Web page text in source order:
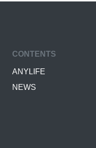
CONTENTS
ANYLIFE
NEWS